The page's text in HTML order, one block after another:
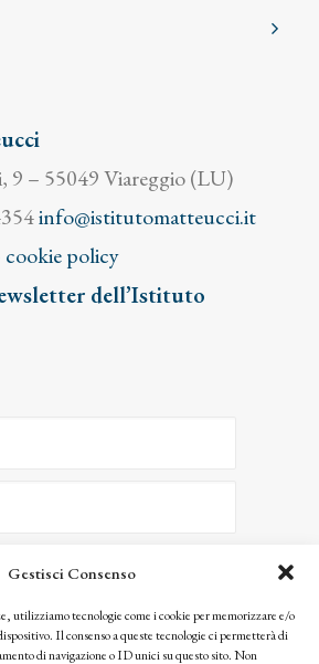
Gestisci Consenso
utilizziamo tecnologie come i cookie per memorizzare e/o
Il consenso a queste tecnologie ci permetterà di
di navigazione o ID unici su questo sito. Non
9 – 55049 Viareggio (LU)
info@istitutomatteucci.it
cookie policy
dell’Istituto
ISCRIVITI
che le tue informazioni saranno trattate